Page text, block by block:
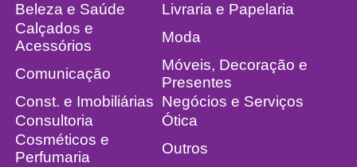
Beleza e Saúde
Livraria e Papelaria
Calçados e
Acessórios
Moda
Comunicação
Móveis, Decoração e
Presentes
Const. e Imobiliárias Negócios e Serviços
Consultoria
Ótica
Cosméticos e
Perfumaria
Outros